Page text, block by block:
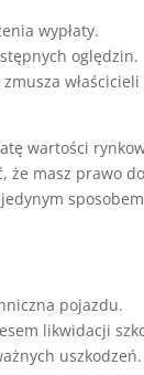
wypłaty.
oględzin.
właścicieli
wartości
że masz prawo do
pojazdu.
likwidacji
uszkodzeń.